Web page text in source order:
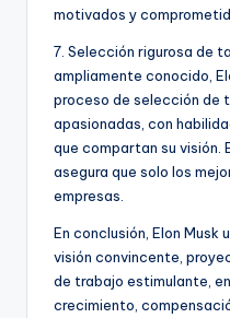
motivados y
7. Selección rigurosa de
ampliamente conocido,
proceso de selección de
apasionadas, con
que compartan su visión.
asegura que solo los
empresas.
En conclusión, Elon Musk
visión convincente,
de trabajo estimulante,
crecimiento,